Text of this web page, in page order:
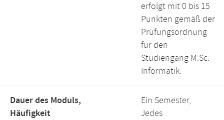
erfolgt mit 0 bis 15
Punkten gemäß der
Prüfungsordnung
für den
Studiengang M.Sc.
Informatik.
Dauer des Moduls,
Häufigkeit
Ein Semester,
Jedes